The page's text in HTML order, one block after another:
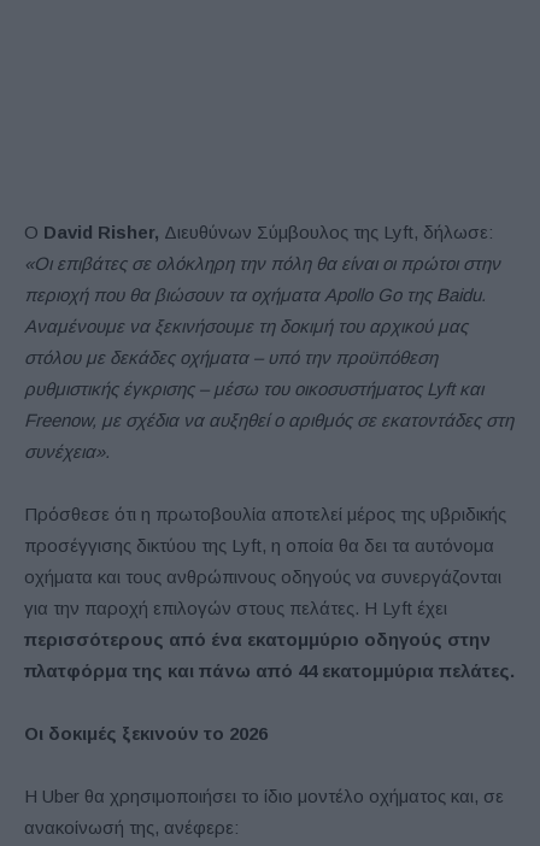
Ο David Risher, Διευθύνων Σύμβουλος της Lyft, δήλωσε:
«Οι επιβάτες σε ολόκληρη την πόλη θα είναι οι πρώτοι στην
περιοχή που θα βιώσουν τα οχήματα Apollo Go της Baidu.
Αναμένουμε να ξεκινήσουμε τη δοκιμή του αρχικού μας
στόλου με δεκάδες οχήματα – υπό την προϋπόθεση
ρυθμιστικής έγκρισης – μέσω του οικοσυστήματος Lyft και
Freenow, με σχέδια να αυξηθεί ο αριθμός σε εκατοντάδες στη
συνέχεια».
Πρόσθεσε ότι η πρωτοβουλία αποτελεί μέρος της υβριδικής
προσέγγισης δικτύου της Lyft, η οποία θα δει τα αυτόνομα
οχήματα και τους ανθρώπινους οδηγούς να συνεργάζονται
για την παροχή επιλογών στους πελάτες. Η Lyft έχει
περισσότερους από ένα εκατομμύριο οδηγούς στην
πλατφόρμα της και πάνω από 44 εκατομμύρια πελάτες.
Οι δοκιμές ξεκινούν το 2026
Η Uber θα χρησιμοποιήσει το ίδιο μοντέλο οχήματος και, σε
ανακοίνωσή της, ανέφερε: